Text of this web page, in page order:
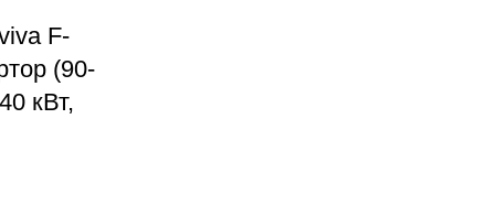
F-
(90-
кВт,